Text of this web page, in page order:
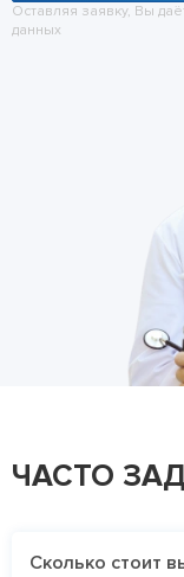
Оставляя заявку, Вы
данных
ЧАСТО
Сколько стоит